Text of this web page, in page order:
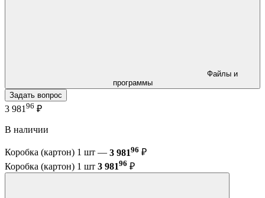
программы
Задать вопрос
3 981 96 ₽
В наличии
Коробка (картон) 1 шт — 3 98196 ₽
Коробка (картон) 1 шт 3 98196 ₽